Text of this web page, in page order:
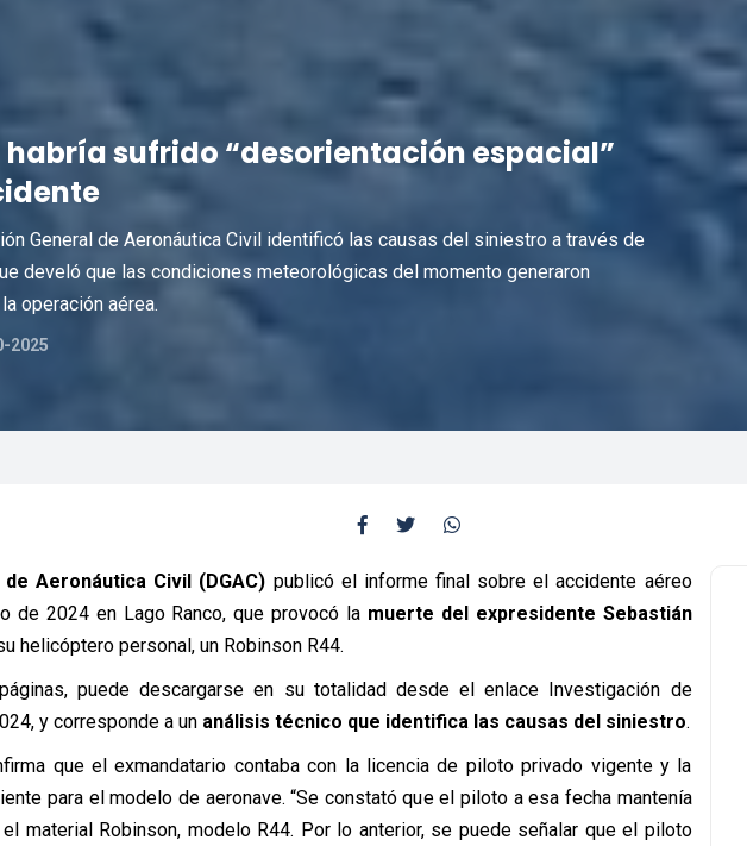
habría sufrido “desorientación espacial”
General de Aeronáutica Civil identificó las causas del siniestro a través de
develó que las condiciones meteorológicas del momento generaron
operación aérea.
2025
Aeronáutica Civil (DGAC) publicó el informe final sobre el accidente aéreo
de 2024 en Lago Ranco, que provocó la muerte del expresidente Sebastián
helicóptero personal, un Robinson R44.
puede descargarse en su totalidad desde el enlace Investigación de
y corresponde a un análisis técnico que identifica las causas del siniestro.
que el exmandatario contaba con la licencia de piloto privado vigente y la
para el modelo de aeronave. “Se constató que el piloto a esa fecha mantenía
material Robinson, modelo R44. Por lo anterior, se puede señalar que el piloto